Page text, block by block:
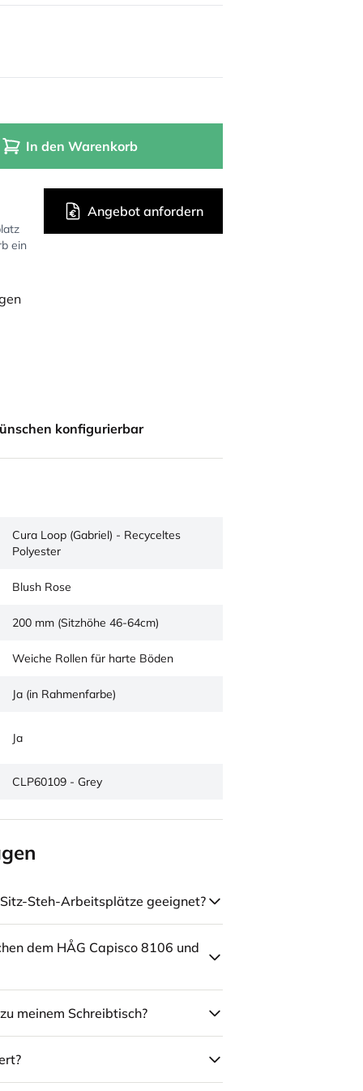
In den Warenkorb
ein
Angebot anfordern
konfigurierbar
Cura Loop (Gabriel) - Recyceltes
Polyester
Blush Rose
200 mm (Sitzhöhe 46-64cm)
Weiche Rollen für harte Böden
Ja (in Rahmenfarbe)
Ja
CLP60109 - Grey
Steh-Arbeitsplätze geeignet?
dem HÅG Capisco 8106 und
meinem Schreibtisch?